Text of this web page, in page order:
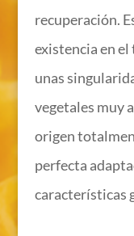
recuperación.
existencia en
unas
vegetales muy
origen
perfecta
características